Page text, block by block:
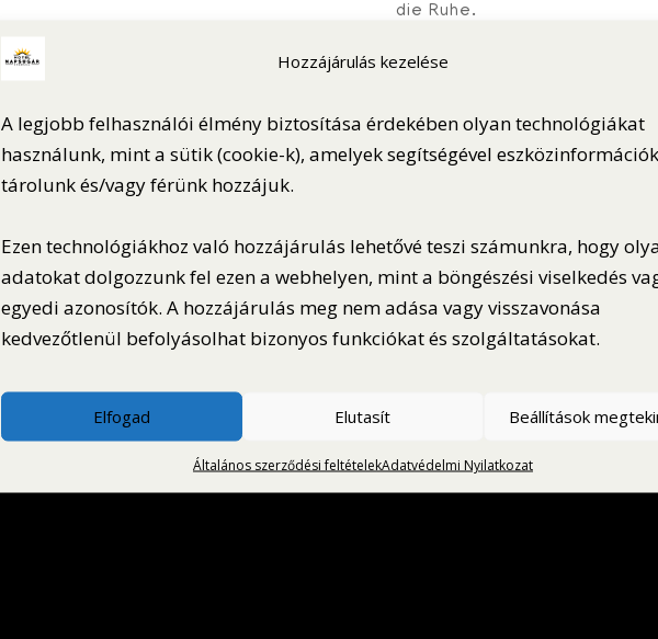
Hozzájárulás kezelése
A legjobb felhasználói élmény biztosítása érdekében olyan technológiákat
használunk, mint a sütik (cookie-k), amelyek segítségével
tárolunk és/vagy férünk hozzájuk.
Ezen technológiákhoz való hozzájárulás lehetővé teszi számunkra, hogy
adatokat dolgozzunk fel ezen a webhelyen, mint a böngészési viselkedés
egyedi azonosítók. A hozzájárulás meg nem adása vagy visszavonása
kedvezőtlenül befolyásolhat bizonyos funkciókat és szolgáltatásokat.
Elfogad Elutasít Beállítások
Általános szerződési feltételekAdatvédelmi Nyilatkozat
die Ruhe.
Die Gastfreundschaft der
das Besondere ist überall
scheint die Zeit
des Parks verborgen und
dient die Zeit der Erholung
Die Umgebung und das
einen. Jedes Mitglied
daran, das Erlebnis, das wir
vervollständigen.
All dies zusammen macht
László